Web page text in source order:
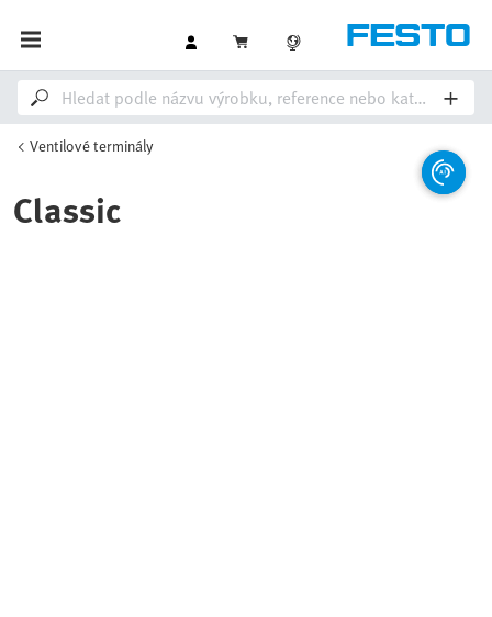
Ventilové terminály
Classic